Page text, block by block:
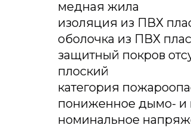
медная жила
изоляция из ПВХ
оболочка из ПВХ
защитный покров
плоский
категория
пониженное дымо- и
номинальное